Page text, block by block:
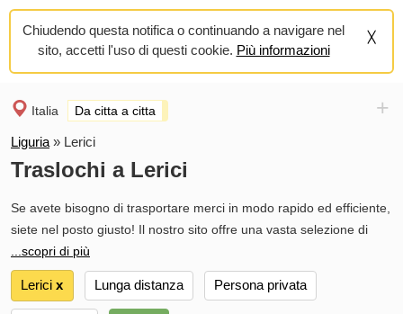
Chiudendo questa notifica o continuando a navigare nel
sito, accetti l'uso di questi cookie. Più informazioni
Italia Da citta a citta +
Liguria » Lerici
Traslochi a Lerici
Se avete bisogno di trasportare merci in modo rapido ed efficiente,
siete nel posto giusto! Il nostro sito offre una vasta selezione di
...scopri di più
Lerici х Lunga distanza Persona privata